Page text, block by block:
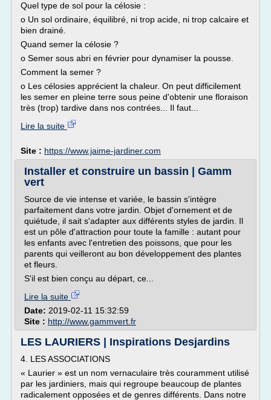
Quel type de sol pour la célosie :
o Un sol ordinaire, équilibré, ni trop acide, ni trop calcaire et
bien drainé.
Quand semer la célosie ?
o Semer sous abri en février pour dynamiser la pousse.
Comment la semer ?
o Les célosies apprécient la chaleur. On peut difficilement
les semer en pleine terre sous peine d'obtenir une floraison
très (trop) tardive dans nos contrées... Il faut...
Lire la suite
Site : https://www.jaime-jardiner.com
Installer et construire un bassin | Gamm
vert
Source de vie intense et variée, le bassin s'intègre
parfaitement dans votre jardin. Objet d'ornement et de
quiétude, il sait s'adapter aux différents styles de jardin. Il
est un pôle d'attraction pour toute la famille : autant pour
les enfants avec l'entretien des poissons, que pour les
parents qui veilleront au bon développement des plantes
et fleurs.
S'il est bien conçu au départ, ce...
Lire la suite
Date: 2019-02-11 15:32:59
Site : http://www.gammvert.fr
LES LAURIERS | Inspirations Desjardins
4. LES ASSOCIATIONS
« Laurier » est un nom vernaculaire très couramment utilisé
par les jardiniers, mais qui regroupe beaucoup de plantes
radicalement opposées et de genres différents. Dans notre